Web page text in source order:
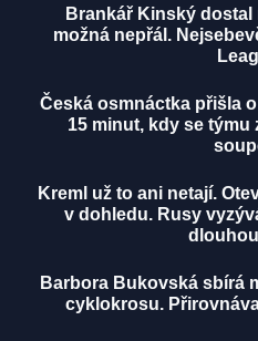
Brankář Kinský
možná nepřál.
Česká osmnáctka přišla
15 minut, kdy se
Kreml už to ani netají.
v dohledu. Rusy
Barbora Bukovská sbírá
cyklokrosu.